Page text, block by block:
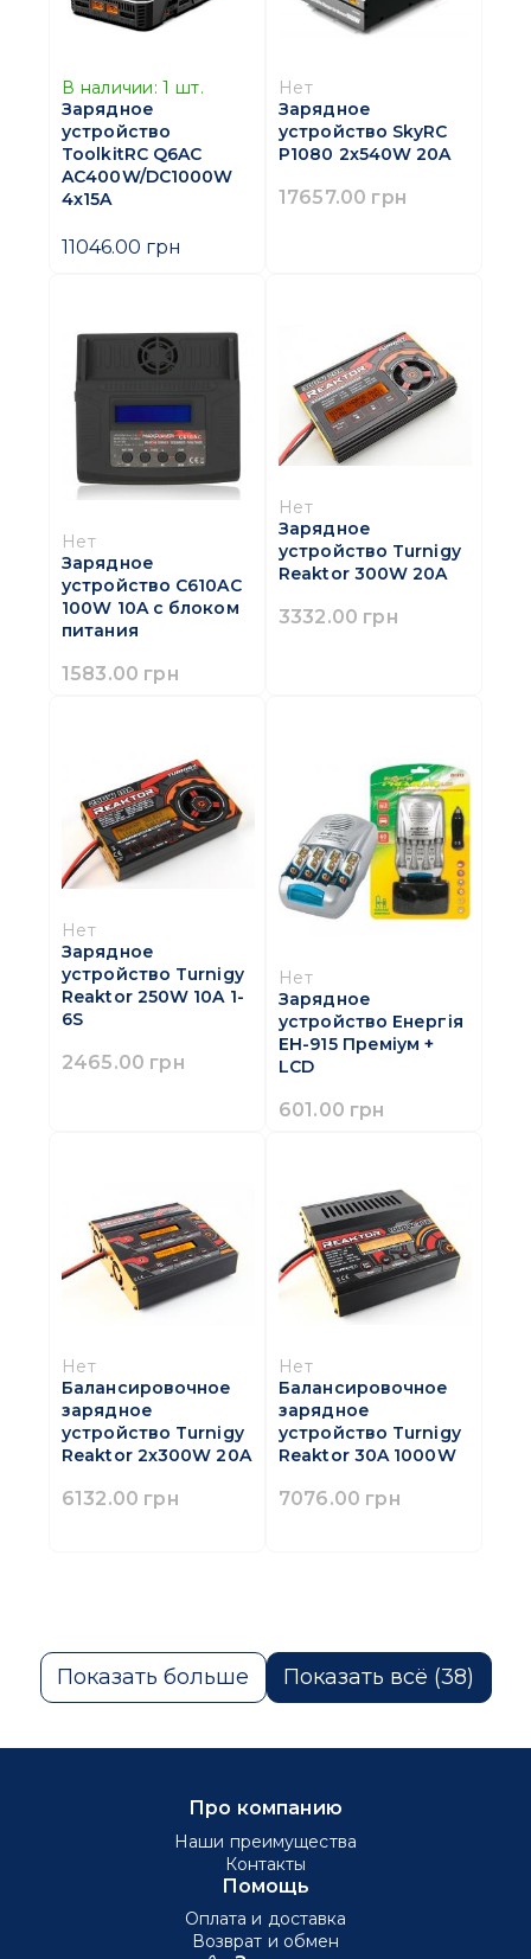
В наличии: 1 шт.
Зарядное
устройство
ToolkitRC Q6AC
AC400W/DC1000W
4x15A
11046.00 грн
Нет
Зарядное
устройство SkyRC
P1080 2x540W 20A
17657.00 грн
Нет
Зарядное
устройство C610AC
100W 10A с блоком
питания
1583.00 грн
Нет
Зарядное
устройство Turnigy
Reaktor 300W 20A
3332.00 грн
Нет
Зарядное
устройство Turnigy
Reaktor 250W 10A 1-
6S
2465.00 грн
Нет
Зарядное
устройство Енергія
ЕН-915 Премiум +
LCD
601.00 грн
Нет
Балансировочное
зарядное
устройство Turnigy
Reaktor 2x300W 20A
6132.00 грн
Нет
Балансировочное
зарядное
устройство Turnigy
Reaktor 30A 1000W
7076.00 грн
Показать больше Показать всё (38)
Про компанию
Наши преимущества
Контакты
Помощь
Оплата и доставка
Возврат и обмен